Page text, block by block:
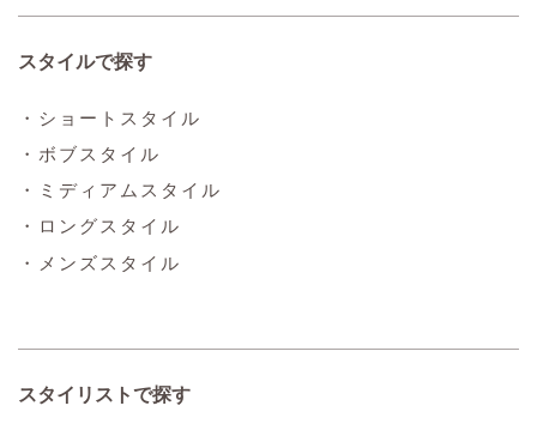
スタイルで探す
・ショートスタイル
・ボブスタイル
・ミディアムスタイル
・ロングスタイル
・メンズスタイル
スタイリストで探す